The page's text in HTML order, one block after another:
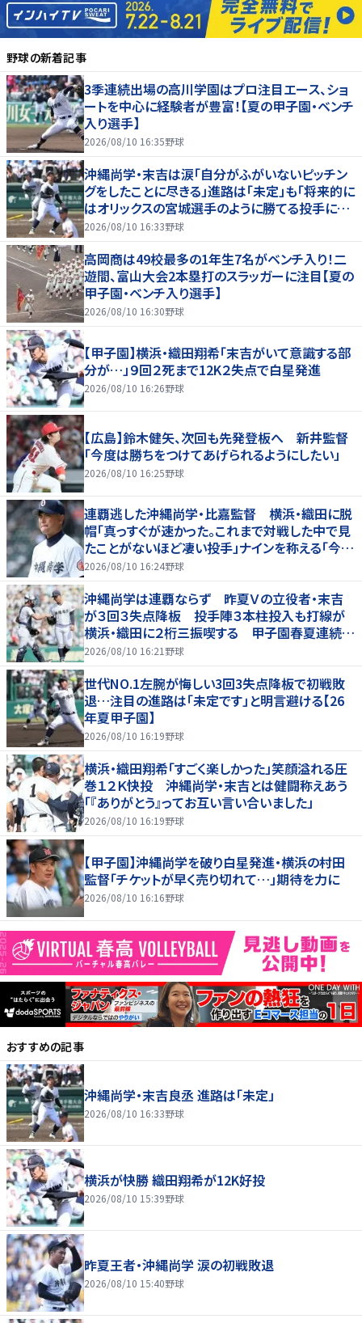
野球の新着記事
3季連続出場の高川学園はプロ注目エース、ショ
ートを中心に経験者が豊富！【夏の甲子園・ベンチ
入り選手】
2026/08/10 16:35野球
沖縄尚学・末吉は涙「自分がふがいないピッチン
グをしたことに尽きる」進路は「未定」も「将来的に
はオリックスの宮城選手のように勝てる投手に」
最速１５０キロ右腕も３回３失点降板
2026/08/10 16:33野球
高岡商は49校最多の1年生7名がベンチ入り！二
遊間、富山大会2本塁打のスラッガーに注目【夏の
甲子園・ベンチ入り選手】
2026/08/10 16:30野球
【甲子園】横浜・織田翔希「末吉がいて意識する部
分が…」９回２死まで12K２失点で白星発進
2026/08/10 16:26野球
【広島】鈴木健矢、次回も先発登板へ 新井監督
「今度は勝ちをつけてあげられるようにしたい」
2026/08/10 16:25野球
連覇逃した沖縄尚学・比嘉監督 横浜・織田に脱
帽「真っすぐが速かった。これまで対戦した中で見
たことがないほど凄い投手」ナインを称える「今の
代は重圧のある中でよく甲子園に帰ってきた」
2026/08/10 16:24野球
沖縄尚学は連覇ならず 昨夏Ｖの立役者・末吉
が３回３失点降板 投手陣３本柱投入も打線が
横浜・織田に２桁三振喫する 甲子園春夏連続で
初戦敗退に選手呆然 久高は「コースを意識しす
2026/08/10 16:21 野球
世代NO.1左腕が悔しい3回3失点降板で初戦敗
退…注目の進路は「未定です」と明言避ける【26
年夏甲子園】
2026/08/10 16:19野球
横浜・織田翔希「すごく楽しかった」笑顔溢れる圧
巻１２Ｋ快投 沖縄尚学・末吉とは健闘称えあう
「『ありがとう』ってお互い言い合いました」
2026/08/10 16:19野球
【甲子園】沖縄尚学を破り白星発進・横浜の村田
監督「チケットが早く売り切れて…」期待を力に
2026/08/10 16:16野球
おすすめの記事
沖縄尚学・末吉良丞 進路は「未定」
2026/08/10 16:33野球
横浜が快勝 織田翔希が12K好投
2026/08/10 15:39野球
昨夏王者・沖縄尚学 涙の初戦敗退
2026/08/10 15:40野球